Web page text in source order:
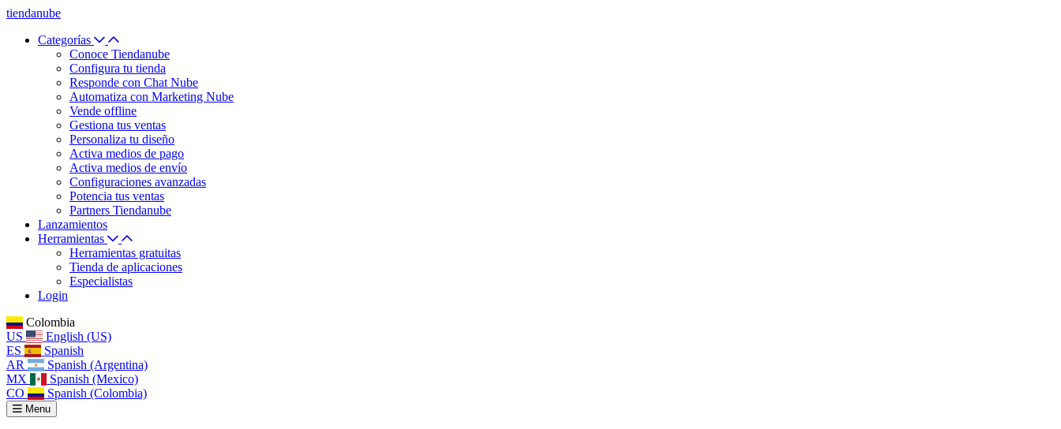
tiendanube
Categorías
Conoce Tiendanube
Configura tu tienda
Responde con Chat Nube
Automatiza con Marketing Nube
Vende offline
Gestiona tus ventas
Personaliza tu diseño
Activa medios de pago
Activa medios de envío
Configuraciones avanzadas
Potencia tus ventas
Partners Tiendanube
Lanzamientos
Herramientas
Herramientas gratuitas
Tienda de aplicaciones
Especialistas
Login
Colombia
US
English (US)
ES
Spanish
AR
Spanish (Argentina)
MX
Spanish (Mexico)
CO
Spanish (Colombia)
Menu